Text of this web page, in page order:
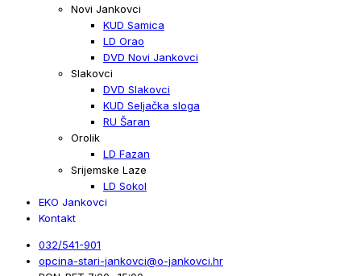
Novi Jankovci
KUD Samica
LD Orao
DVD Novi Jankovci
Slakovci
DVD Slakovci
KUD Seljačka sloga
RU Šaran
Orolik
LD Fazan
Srijemske Laze
LD Sokol
EKO Jankovci
Kontakt
032/541-901
opcina-stari-jankovci@o-jankovci.hr